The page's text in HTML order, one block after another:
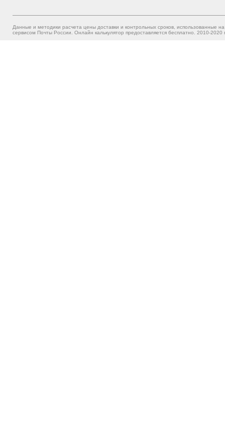
Данные и методики расчета цены доставки и контрольных сроков, использованные
сервисом Почты России. Онлайн калькулятор предоставляется бесплатно. 2010-2020